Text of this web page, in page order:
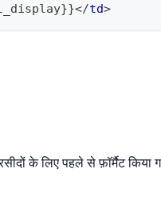
</td>
के लिए पहले से फ़ॉर्मैट